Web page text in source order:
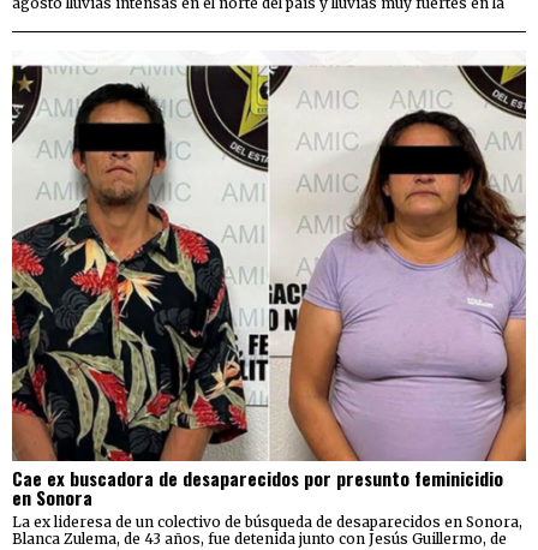
Cae ex buscadora de desaparecidos por presunto feminicidio
en Sonora
La ex lideresa de un colectivo de búsqueda de desaparecidos en Sonora,
Blanca Zulema, de 43 años, fue detenida junto con Jesús Guillermo, de